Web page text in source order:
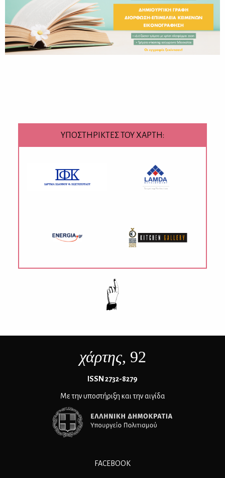
ΥΠΟΣΤΗΡΙΚΤΕΣ ΤΟΥ ΧΑΡΤΗ:
χάρτης, 92
ΙSSN 2732-8279
Με την υποστήριξη και την αιγίδα
FACEBOOK